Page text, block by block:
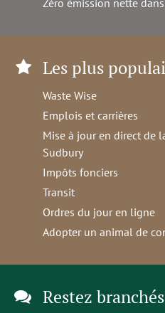
Les plus
Waste Wise
Emplois et carrières
Mise à jour en direct de
Sudbury
Impôts fonciers
Transit
Ordres du jour en ligne
Adopter un animal de
Restez branchés